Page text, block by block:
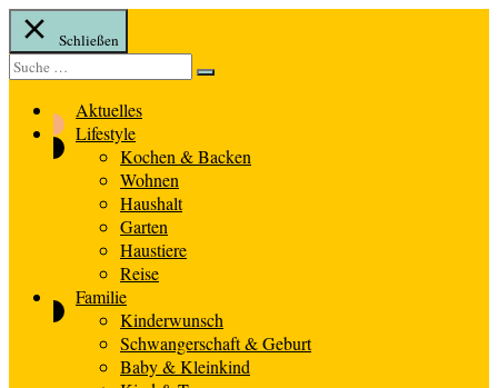
Schließen
Suche
nach:
Suche
Aktuelles
Lifestyle
Kochen & Backen
Wohnen
Haushalt
Garten
Haustiere
Reise
Familie
Kinderwunsch
Schwangerschaft & Geburt
Baby & Kleinkind